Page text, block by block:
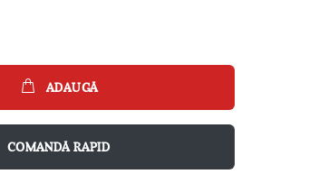
ADAUGĂ
COMANDĂ RAPID